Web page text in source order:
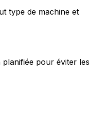
type de machine et
pour éviter les